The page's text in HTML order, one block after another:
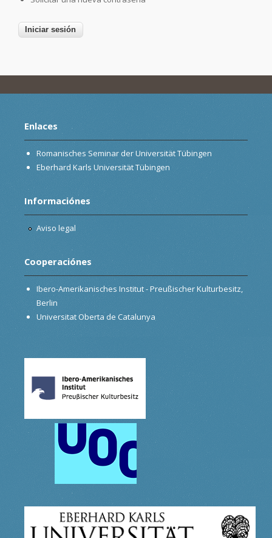
Enlaces
Romanisches Seminar der Universität Tübingen
Eberhard Karls Universität Tübingen
Informaciónes
Aviso legal
Cooperaciónes
Ibero-Amerikanisches Institut - Preußischer Kulturbesitz,
Berlin
Universitat Oberta de Catalunya